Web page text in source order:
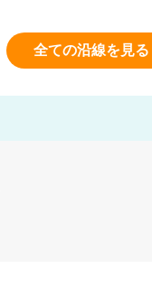
全ての沿線を見